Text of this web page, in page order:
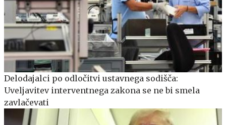
Delodajalci po odločitvi ustavnega sodišča:
Uveljavitev interventnega zakona se ne bi smela
zavlačevati